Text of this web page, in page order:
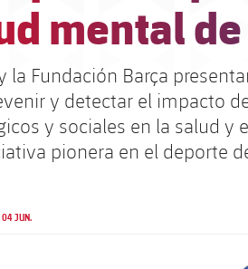
mental
la Fundación Barça
y detectar el impacto
y sociales en la salud y
pionera en el deporte
04 JUN.